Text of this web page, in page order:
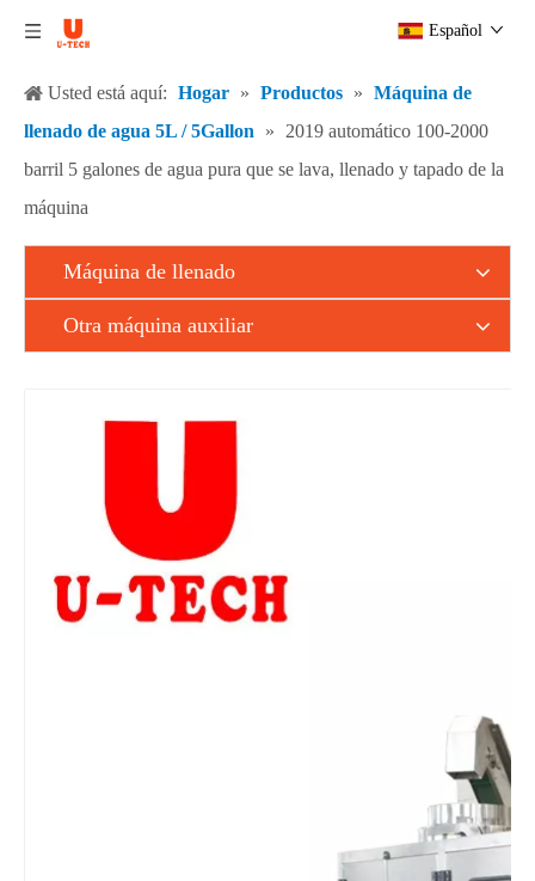
Español
Usted está aquí: Hogar » Productos » Máquina de
llenado de agua 5L / 5Gallon
»
2019 automático 100-2000
barril 5 galones de agua pura que se lava, llenado y tapado de la
máquina
Máquina de llenado
Otra máquina auxiliar